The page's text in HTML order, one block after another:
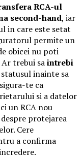
RCA-ul
second-hand, iar
in care este setat
permite un
obicei nu poti
trebui saintrebi
inainte sa
te ca
si a datelor
un RCA nou
protejarea
Cere
a confirma